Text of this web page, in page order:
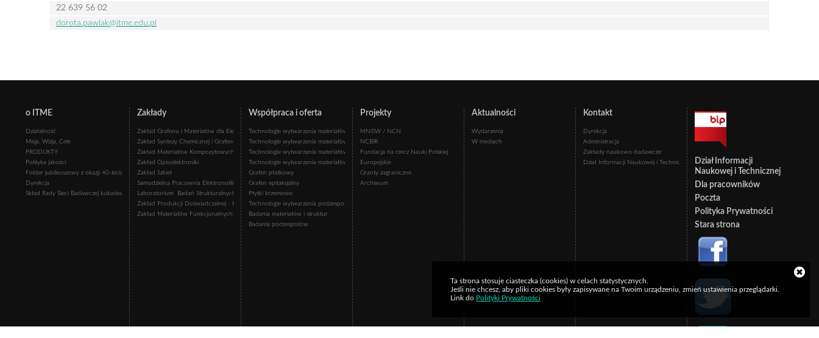
22 639 56 02
dorota.pawlak@itme.edu.pl
o ITME
Działalność
Misja, Wizja, Cele
PRODUKTY
Polityka jakości
Folder jubileuszowy z okazji 40-lecia Instytutu Technologii Materiałów Elektronicznych
Dyrekcja
Skład Rady Sieci Badawczej Łukasiewicz - Instytutu Technologii Materiałów Elektronicznych (kadencja 2020-2024)
Zakłady
Zakład Grafenu i Materiałów dla Elektroniki
Zakład Syntezy Chemicznej i Grafenu Płatkowego
Zakład Materiałów Kompozytowych i Ceramicznych
Zakład Optoelektroniki
Zakład Szkieł
Samodzielna Pracownia Elektronolitografii
Laboratorium Badań Strukturalnych i Charakteryzacji Materiałów
Zakład Produkcji Doświadczalnej - Pracownia Technologii Krzemu
Zakład Materiałów Funkcjonalnych
Współpraca i oferta
Technologie wytwarzania materiałów nowej generacji
Technologie wytwarzania materiałów dla energetyki
Technologie wytwarzania materiałów dla elektroniki
Technologie wytwarzania materiałów dla fotoniki
Grafen płatkowy
Grafen epitaksjalny
Płytki krzemowe
Technologie wytwarzania podzespołów
Badania materiałów i struktur
Badania podzespołów
Projekty
MNiSW / NCN
NCBiR
Fundacja na rzecz Nauki Polskiej
Europejskie
Granty zagraniczne
Archiwum
Aktualności
Wydarzenia
W mediach
Kontakt
Dyrekcja
Administracja
Zakłady naukowo-badawcze
Dział Informacji Naukowej i Technicznej
Dział Informacji
Naukowej i Technicznej
Dla pracowników
Poczta
Polityka Prywatności
Stara strona
Ta strona stosuje ciasteczka (cookies) w celach statystycznych.
Jeśli nie chcesz, aby pliki cookies były zapisywane na Twoim urządzeniu, zmień ustawienia przeglądarki.
Link do Polityki Prywatności